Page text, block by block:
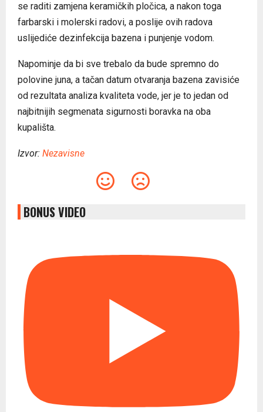
se raditi zamjena keramičkih pločica, a nakon toga
farbarski i molerski radovi, a poslije ovih radova
uslijediće dezinfekcija bazena i punjenje vodom.
Napominje da bi sve trebalo da bude spremno do
polovine juna, a tačan datum otvaranja bazena zavisiće
od rezultata analiza kvaliteta vode, jer je to jedan od
najbitnijih segmenata sigurnosti boravka na oba
kupališta.
Izvor: Nezavisne
BONUS VIDEO